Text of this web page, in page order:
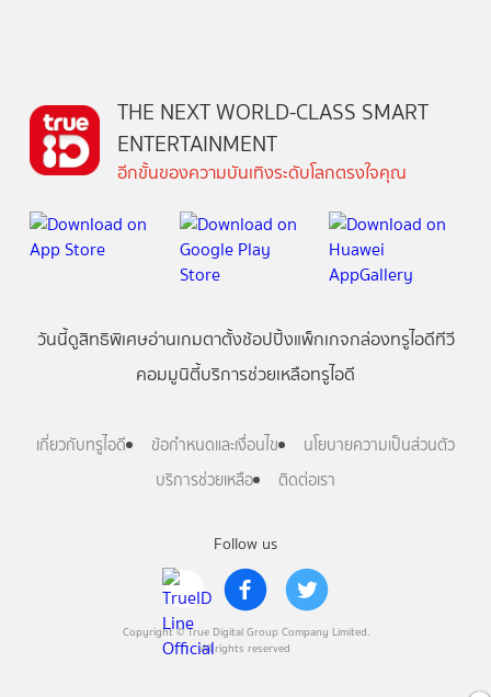
Follow us
Copyright © True Digital Group Company Limited.
All rights reserved
THE NEXT WORLD-CLASS SMART
ENTERTAINMENT
อีกขั้นของความบันเทิงระดับโลกตรงใจคุณ
วันนี้ดูสิทธิพิเศษอ่านเกมตาตั้งช้อปปิ้งแพ็กเกจกล่องทรูไอดีทีวี
คอมมูนิตี้บริการช่วยเหลือทรูไอดี
เกี่ยวกับทรูไอดี ข้อกำหนดและเงื่อนไข
นโยบายความเป็นส่วนตัว
บริการช่วยเหลือ
ติดต่อเรา